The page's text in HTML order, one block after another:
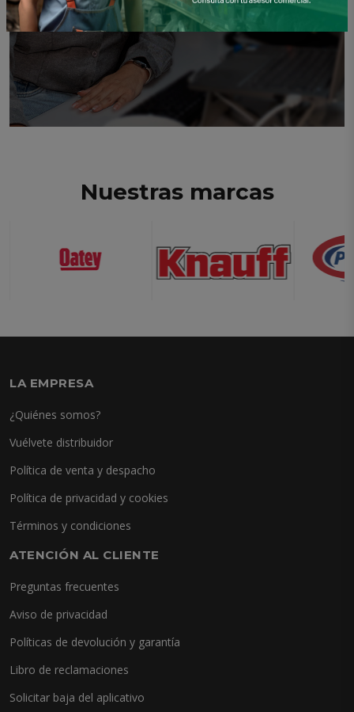
Nuestras marcas
LA EMPRESA
¿Quiénes somos?
Vuélvete distribuidor
Política de venta y despacho
Política de privacidad y cookies
Términos y condiciones
ATENCIÓN AL CLIENTE
Preguntas frecuentes
Aviso de privacidad
Políticas de devolución y garantía
Libro de reclamaciones
Solicitar baja del aplicativo